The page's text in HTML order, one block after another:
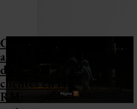
Corte de luz
afectó a más
de 57 mil
clientes en la
RM: